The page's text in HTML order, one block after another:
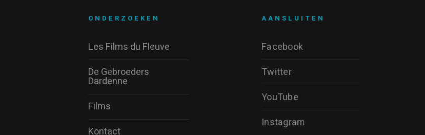
AANSLUITEN
Facebook
Twitter
YouTube
Instagram
ONDERZOEKEN
Les Films du Fleuve
De Gebroeders
Dardenne
Films
Kontact